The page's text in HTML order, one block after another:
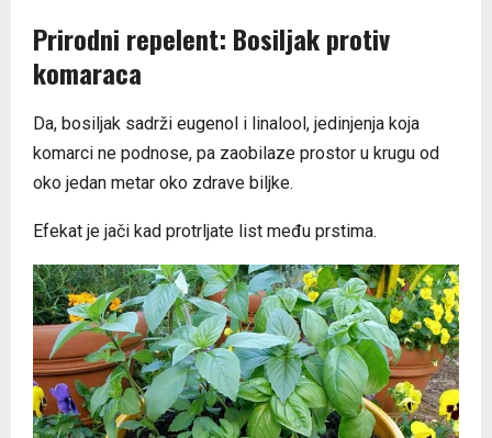
Prirodni repelent: Bosiljak protiv
komaraca
Da, bosiljak sadrži eugenol i linalool, jedinjenja koja
komarci ne podnose, pa zaobilaze prostor u krugu od
oko jedan metar oko zdrave biljke.
Efekat je jači kad protrljate list među prstima.